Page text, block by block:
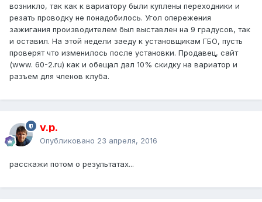
возникло, так как к вариатору были куплены переходники и
резать проводку не понадобилось. Угол опережения
зажигания производителем был выставлен на 9 градусов, так
и оставил. На этой недели заеду к установщикам ГБО, пусть
проверят что изменилось после установки. Продавец, сайт
(www. 60-2.ru) как и обещал дал 10% скидку на вариатор и
разъем для членов клуба.
v.p.
Опубликовано 23 апреля, 2016
расскажи потом о результатах...